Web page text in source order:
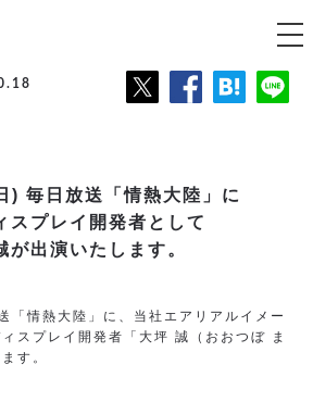
) 毎日放送「情熱大陸」に
スプレイ開発者として
が出演いたします。
「情熱大陸」に、当社エアリアルイメー
スプレイ開発者「大坪 誠（おおつぼ ま
す。